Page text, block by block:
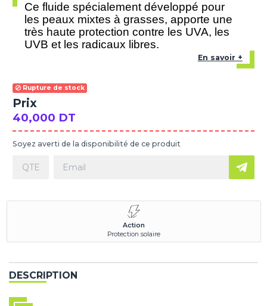
Ce fluide spécialement développé pour
les peaux mixtes à grasses, apporte une
très haute protection contre les UVA, les
UVB et les radicaux libres.
En savoir +
Rupture de stock
Prix
40,000 DT
Soyez averti de la disponibilité de ce produit
Action
Protection solaire
DESCRIPTION